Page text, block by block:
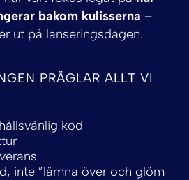
bakom kulisserna –
ut på lanseringsdagen.
PRÄGLAR ALLT VI
kod
inte ”lämna över och glöm